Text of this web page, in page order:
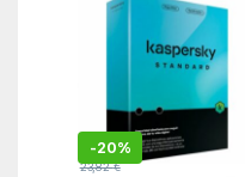
-20%
23,82€